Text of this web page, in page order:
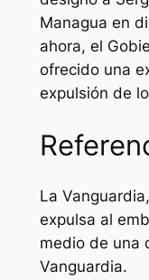
Managua en
ahora, el
ofrecido una
expulsión de
La
expulsa al
medio de una
Vanguardia.